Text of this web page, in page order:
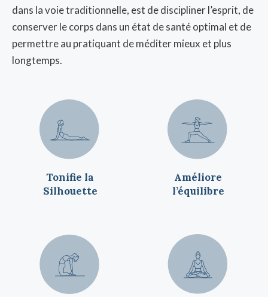
dans la voie traditionnelle, est de discipliner l’esprit, de
conserver le corps dans un état de santé optimal et de
permettre au pratiquant de méditer mieux et plus
longtemps.
Tonifie la
Silhouette
Améliore
l’équilibre